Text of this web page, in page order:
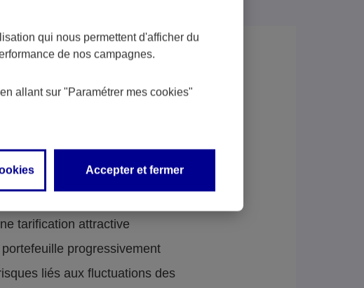
!
vous :
tarification attractive
progressivement
liés aux fluctuations des
qui nous permettent d'afficher du
de nos campagnes.
allant sur "Paramétrer mes cookies"
Accepter et fermer